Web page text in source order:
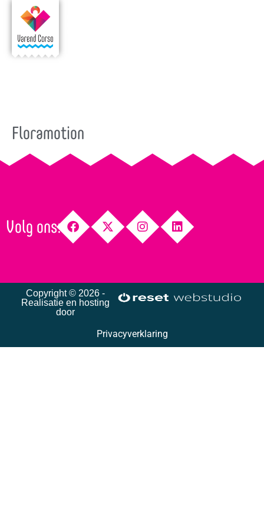
Floramotion
Volg ons:
Copyright © 2026 -
Realisatie en hosting
door
Privacyverklaring